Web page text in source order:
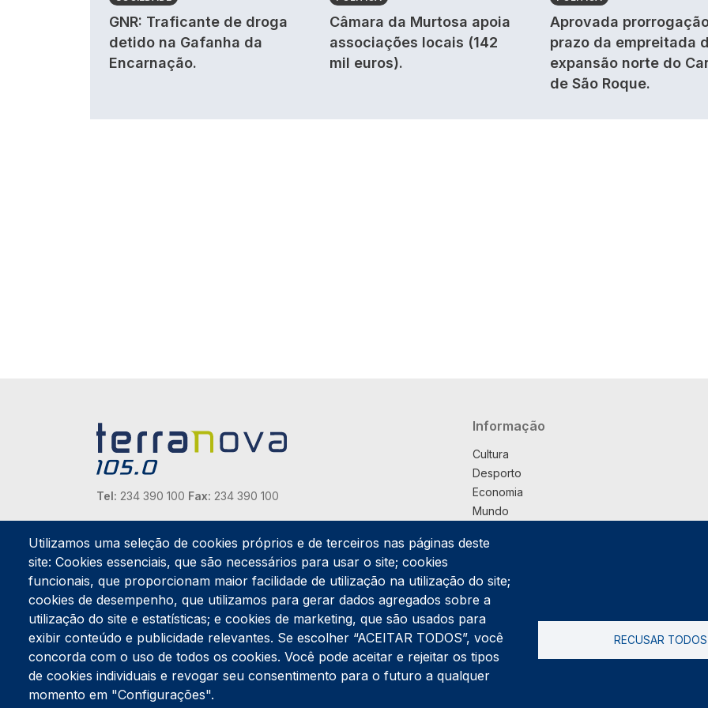
GNR: Traficante de droga
detido na Gafanha da
Encarnação.
Câmara da Murtosa apoia
associações locais (142
mil euros).
Aprovada
prazo da empreitada
expansão norte do
de São Roque.
Tel: 234 390 100 Fax: 234 390 100
Endereço Postal
Apartado 42
Rua Gil Eanes 31
3834-908 Gafanha da Nazaré
Estúdios
Rua Prior Guerra
Edifício do Centro Cultural da Gafanha da Nazaré
3830-556 Gafanha da Nazaré
Navegação principal
Informação
Cultura
Desporto
Economia
Mundo
País
Praça
Pub
Saúde
Sociedade
Rodapé
Utilizamos uma seleção de cookies próprios e de terceiros nas páginas deste
site: Cookies essenciais, que são necessários para usar o site; cookies
funcionais, que proporcionam maior facilidade de utilização na utilização do site;
cookies de desempenho, que utilizamos para gerar dados agregados sobre a
utilização do site e estatísticas; e cookies de marketing, que são usados para
exibir conteúdo e publicidade relevantes. Se escolher “ACEITAR TODOS”, você
concorda com o uso de todos os cookies. Você pode aceitar e rejeitar os tipos
de cookies individuais e revogar seu consentimento para o futuro a qualquer
momento em "Configurações".
RECUSAR TODOS